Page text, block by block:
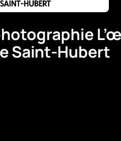
Saint-Hubert